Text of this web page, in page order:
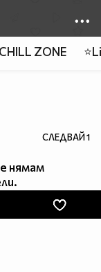
ZONE
СЛЕДВАЙ1
нямам